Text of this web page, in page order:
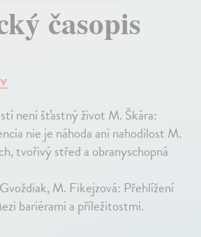
časopis
není šťastný život M. Škára:
nie je náhoda ani nahodilost M.
tvořivý střed a obranyschopná
M. Fikejzová: Přehlížení
bariérami a příležitostmi.